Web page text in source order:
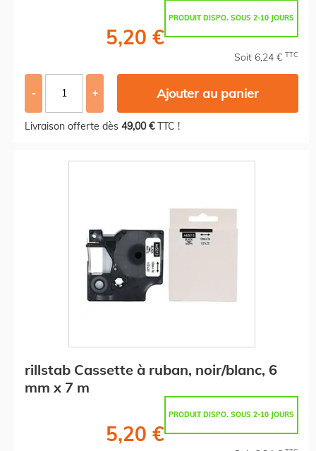
PRODUIT DISPO. SOUS 2-10 JOURS
5,20 €
Soit 6,24 € TTC
- + Ajouter au panier
Livraison offerte dès 49,00 €TTC !
rillstab Cassette à ruban, noir/blanc, 6
mm x 7 m
PRODUIT DISPO. SOUS 2-10 JOURS
5,20 €